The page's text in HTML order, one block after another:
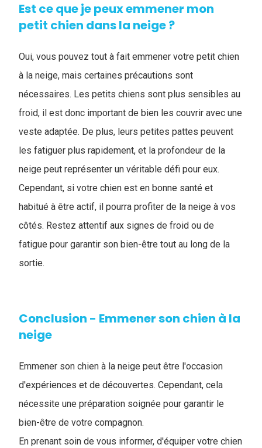
Est ce que je peux emmener mon
petit chien dans la neige ?
Oui, vous pouvez tout à fait emmener votre petit chien
à la neige, mais certaines précautions sont
nécessaires. Les petits chiens sont plus sensibles au
froid, il est donc important de bien les couvrir avec une
veste adaptée. De plus, leurs petites pattes peuvent
les fatiguer plus rapidement, et la profondeur de la
neige peut représenter un véritable défi pour eux.
Cependant, si votre chien est en bonne santé et
habitué à être actif, il pourra profiter de la neige à vos
côtés. Restez attentif aux signes de froid ou de
fatigue pour garantir son bien-être tout au long de la
sortie.
Conclusion - Emmener son chien à la
neige
Emmener son chien à la neige peut être l'occasion
d'expériences et de découvertes. Cependant, cela
nécessite une préparation soignée pour garantir le
bien-être de votre compagnon.
En prenant soin de vous informer, d'équiper votre chien